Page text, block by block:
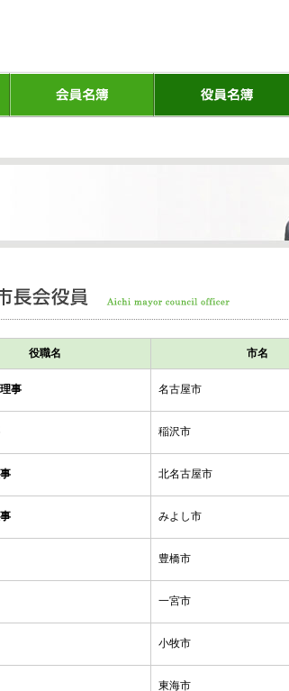
役職名 市名
事 名古屋市
稲沢市
北名古屋市
みよし市
豊橋市
一宮市
小牧市
東海市